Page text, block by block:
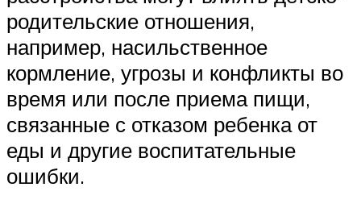
родительские отношения,
например, насильственное
кормление, угрозы и конфликты во
время или после приема пищи,
связанные с отказом ребенка от
еды и другие воспитательные
ошибки.